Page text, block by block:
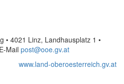
• 4021 Linz, Landhausplatz 1 •
Mail post@ooe.gv.at
www.land-oberoesterreich.gv.at